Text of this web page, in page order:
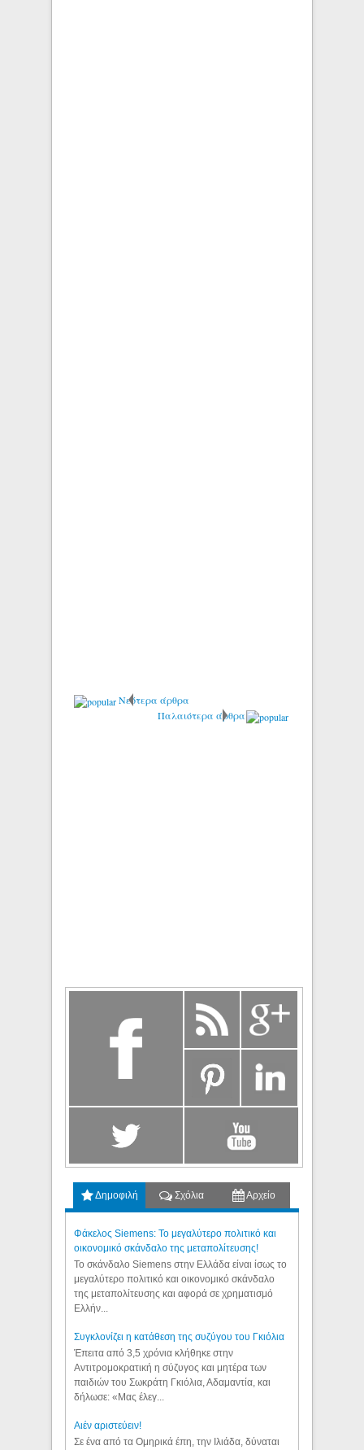
Νεότερα άρθρα
Παλαιότερα άρθρα
Δημοφιλή Σχόλια Αρχείο
Φάκελος Siemens: Το μεγαλύτερο πολιτικό και
οικονομικό σκάνδαλο της μεταπολίτευσης!
Το σκάνδαλο Siemens στην Ελλάδα είναι ίσως το
μεγαλύτερο πολιτικό και οικονομικό σκάνδαλο
της μεταπολίτευσης και αφορά σε χρηματισμό
Ελλήν...
Συγκλονίζει η κατάθεση της συζύγου του Γκιόλια
Έπειτα από 3,5 χρόνια κλήθηκε στην
Αντιτρομοκρατική η σύζυγος και μητέρα των
παιδιών του Σωκράτη Γκιόλια, Αδαμαντία, και
δήλωσε: «Μας έλεγ...
Aιέν αριστεύειν!
Σε ένα από τα Ομηρικά έπη, την Ιλιάδα, δύναται